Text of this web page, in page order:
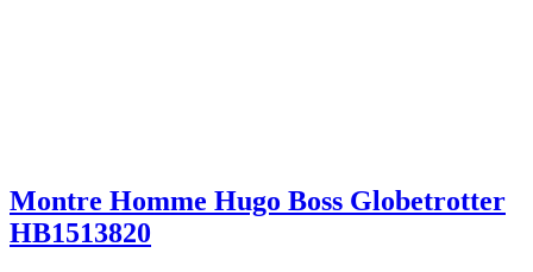
Montre Homme Hugo Boss Globetrotter
HB1513820